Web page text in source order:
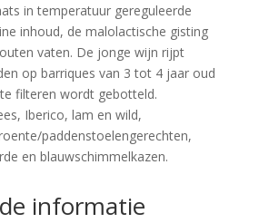
in temperatuur gereguleerde
inhoud, de malolactische gisting
vaten. De jonge wijn rijpt
op barriques van 3 tot 4 jaar oud
filteren wordt gebotteld.
Iberico, lam en wild,
paddenstoelengerechten,
en blauwschimmelkazen.
informatie